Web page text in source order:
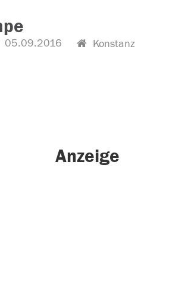
05.09.2016 Konstanz
Anzeige